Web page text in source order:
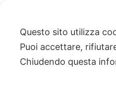
Questo sito utilizza
Puoi accettare,
Chiudendo questa